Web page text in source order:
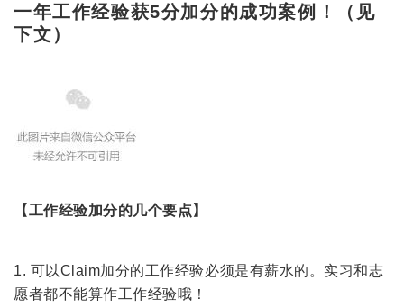
一年工作经验获5分加分的成功案例！（见
下文）
【工作经验加分的几个要点】
1. 可以Claim加分的工作经验必须是有薪水的。实习和志
愿者都不能算作工作经验哦！